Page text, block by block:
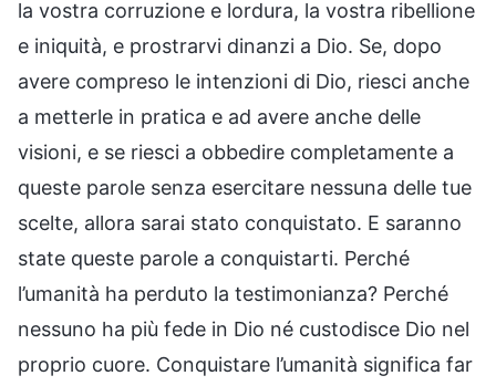
la vostra corruzione e lordura, la vostra ribellione
e iniquità, e prostrarvi dinanzi a Dio. Se, dopo
avere compreso le intenzioni di Dio, riesci anche
a metterle in pratica e ad avere anche delle
visioni, e se riesci a obbedire completamente a
queste parole senza esercitare nessuna delle tue
scelte, allora sarai stato conquistato. E saranno
state queste parole a conquistarti. Perché
l’umanità ha perduto la testimonianza? Perché
nessuno ha più fede in Dio né custodisce Dio nel
proprio cuore. Conquistare l’umanità significa far